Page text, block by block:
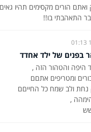
ואתם הורים מקסימים תהיו
התאהבתי בו!!
בפנים של ילד אחדד